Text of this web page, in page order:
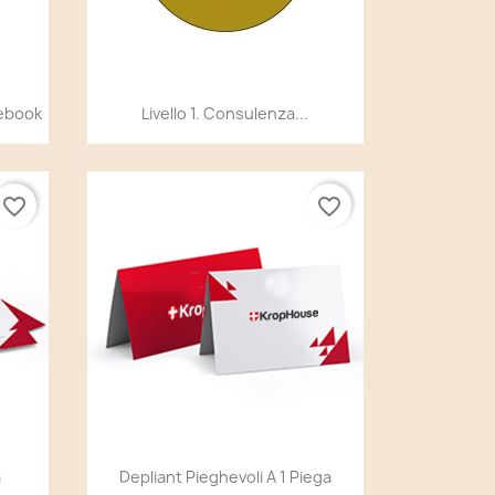
 Anteprima
Livello 1. Consulenza...
favorite_border
Anteprima
Depliant Pieghevoli A 1 Piega
favorite_border